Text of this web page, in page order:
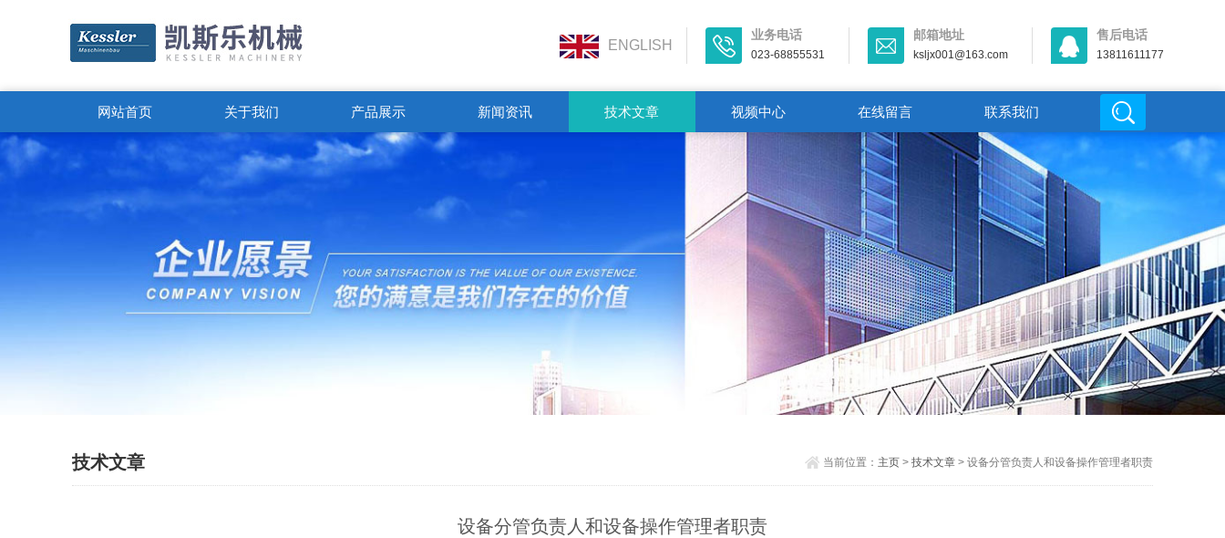
业务电话
023-68855531
邮箱地址
ksljx001@163.com
售后电话
13811611177
ENGLISH
网站首页 关于我们 产品展示 新闻资讯 技术文章 视频中心 在线留言 联系我们
技术文章 当前位置： 主页> 技术文章> 设备分管负责人和设备操作管理者职责
设备分管负责人和设备操作管理者职责